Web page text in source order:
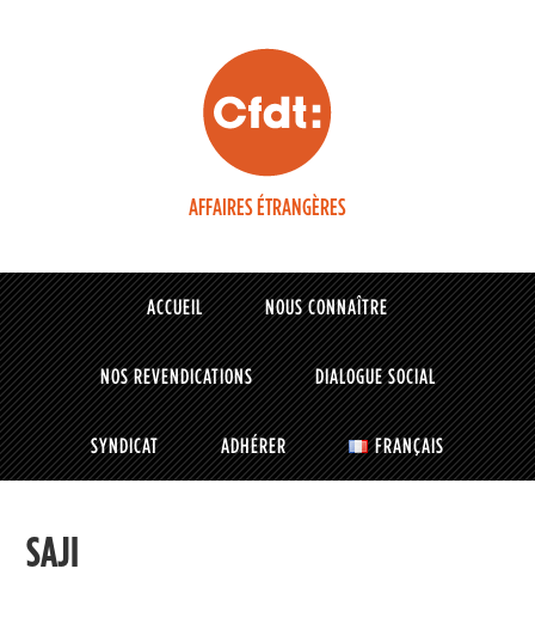
AFFAIRES ÉTRANGÈRES
ACCUEIL NOUS CONNAÎTRE
NOS REVENDICATIONS DIALOGUE SOCIAL
SYNDICAT ADHÉRER FRANÇAIS
SAJI